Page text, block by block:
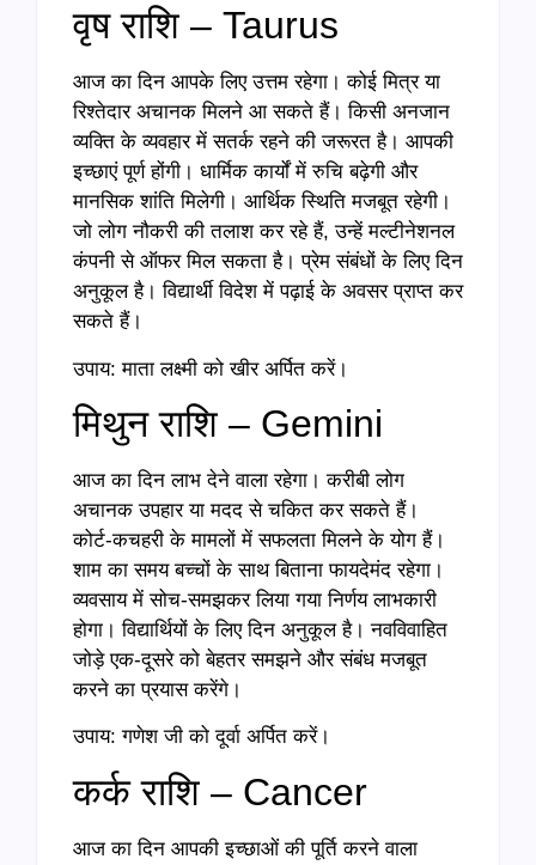
वृष राशि – Taurus
आज का दिन आपके लिए उत्तम रहेगा। कोई मित्र या
रिश्तेदार अचानक मिलने आ सकते हैं। किसी अनजान
व्यक्ति के व्यवहार में सतर्क रहने की जरूरत है। आपकी
इच्छाएं पूर्ण होंगी। धार्मिक कार्यों में रुचि बढ़ेगी और
मानसिक शांति मिलेगी। आर्थिक स्थिति मजबूत रहेगी।
जो लोग नौकरी की तलाश कर रहे हैं, उन्हें मल्टीनेशनल
कंपनी से ऑफर मिल सकता है। प्रेम संबंधों के लिए दिन
अनुकूल है। विद्यार्थी विदेश में पढ़ाई के अवसर प्राप्त कर
सकते हैं।
उपाय: माता लक्ष्मी को खीर अर्पित करें।
मिथुन राशि – Gemini
आज का दिन लाभ देने वाला रहेगा। करीबी लोग
अचानक उपहार या मदद से चकित कर सकते हैं।
कोर्ट-कचहरी के मामलों में सफलता मिलने के योग हैं।
शाम का समय बच्चों के साथ बिताना फायदेमंद रहेगा।
व्यवसाय में सोच-समझकर लिया गया निर्णय लाभकारी
होगा। विद्यार्थियों के लिए दिन अनुकूल है। नवविवाहित
जोड़े एक-दूसरे को बेहतर समझने और संबंध मजबूत
करने का प्रयास करेंगे।
उपाय: गणेश जी को दूर्वा अर्पित करें।
कर्क राशि – Cancer
आज का दिन आपकी इच्छाओं की पूर्ति करने वाला